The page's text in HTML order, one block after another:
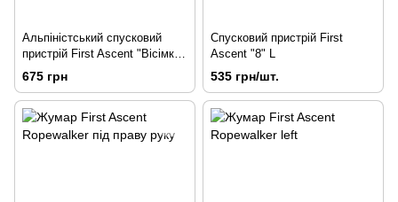
Альпіністський спусковий
пристрій First Ascent "Вісімка
рогата"
675 грн
Спусковий пристрій First
Ascent "8" L
535 грн/шт.